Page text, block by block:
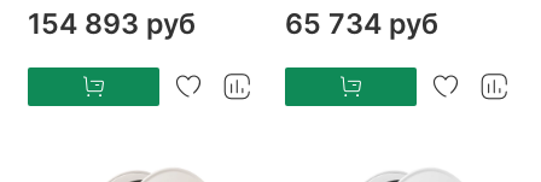
154 893 руб 65 734 руб